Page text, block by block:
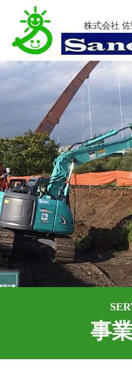
株式会社
事